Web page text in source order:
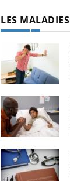
LES MALADIES